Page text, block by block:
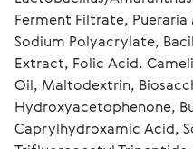
Ferment Filtrate,
Sodium Polyacrylate,
Extract, Folic Acid.
Oil, Maltodextrin,
Hydroxyacetophenone,
Caprylhydroxamic Acid,